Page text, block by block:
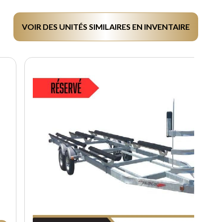
VOIR DES UNITÉS SIMILAIRES EN INVENTAIRE